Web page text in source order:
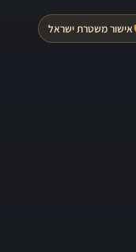
אישור משטרת ישראל